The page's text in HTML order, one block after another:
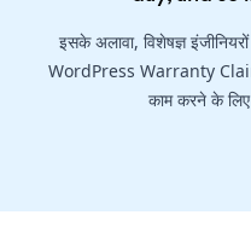
इसके अलावा, विशेषज्ञ
WordPress Warranty
काम करने के लिए